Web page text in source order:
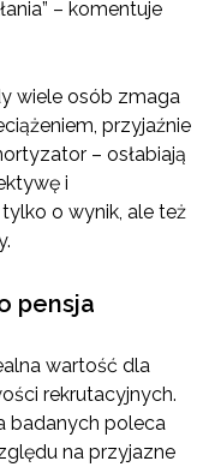
– komentuje
wiele osób zmaga
przyjaźnie
– osłabiają
i
o wynik, ale też
pensja
wartość dla
rekrutacyjnych.
badanych poleca
na przyjazne